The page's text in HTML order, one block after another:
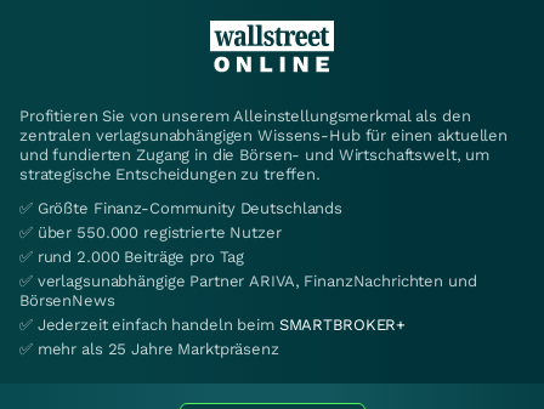
Profitieren Sie von unserem Alleinstellungsmerkmal als den
zentralen verlagsunabhängigen Wissens-Hub für einen aktuellen
und fundierten Zugang in die Börsen- und Wirtschaftswelt, um
strategische Entscheidungen zu treffen.
✅ Größte Finanz-Community Deutschlands
✅ über 550.000 registrierte Nutzer
✅ rund 2.000 Beiträge pro Tag
✅ verlagsunabhängige Partner ARIVA, FinanzNachrichten und
BörsenNews
✅ Jederzeit einfach handeln beim SMARTBROKER+
✅ mehr als 25 Jahre Marktpräsenz